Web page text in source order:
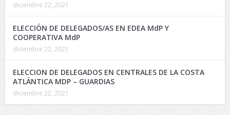
diciembre 22, 2021
ELECCIÓN DE DELEGADOS/AS EN EDEA MdP Y
COOPERATIVA MdP
diciembre 22, 2021
ELECCION DE DELEGADOS EN CENTRALES DE LA COSTA
ATLÁNTICA MDP – GUARDIAS
diciembre 22, 2021